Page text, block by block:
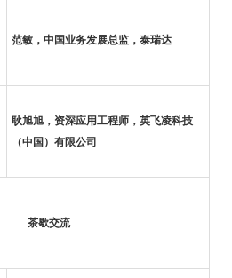
范敏，中国业务发展总监，泰瑞达
耿旭旭，资深应用工程师，英飞凌科技
（中国）有限公司
茶歇交流